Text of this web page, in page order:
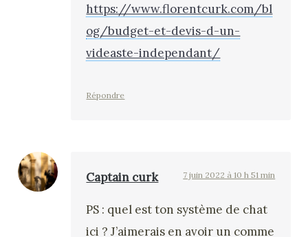
https://www.florentcurk.com/bl
og/budget-et-devis-d-un-
videaste-independant/
Répondre
Captain curk 7 juin 2022 à 10 h 51 min
PS : quel est ton système de chat
ici ? J’aimerais en avoir un comme